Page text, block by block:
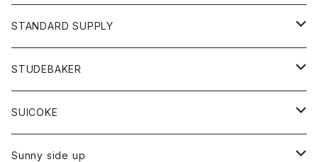
スカート
スカート
Tシャツ
アクセサリー
バック
カットソー
カーディガン
ボトム
ショートパンツ
パンツ
レディース
カットソー
カーディガン
ベスト
トップス
カットソー
ボトム
パンツ
オーバーオール
STANDARD SUPPLY
財布
バッグ
STUDEBAKER
アクセサリー
ブレスレット
SUICOKE
ブーツ
Sunny side up